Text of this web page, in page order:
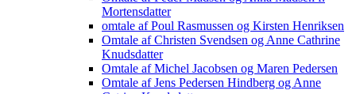
Mortensdatter
omtale af Poul Rasmussen og Kirsten Henriksen
Omtale af Christen Svendsen og Anne Cathrine
Knudsdatter
Omtale af Michel Jacobsen og Maren Pedersen
Omtale af Jens Pedersen Hindberg og Anne